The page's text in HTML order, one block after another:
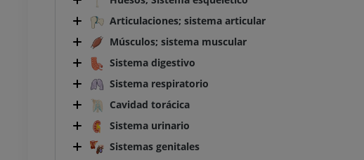
Articulaciones; sistema articular
Músculos; sistema muscular
Sistema digestivo
Sistema respiratorio
Cavidad torácica
Sistema urinario
Sistemas genitales